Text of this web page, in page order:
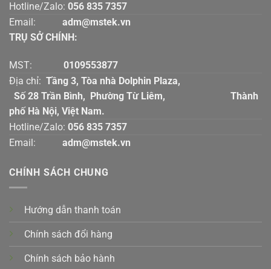
Hotline/Zalo: 056 835 7357
Email:
adm@mstek.vn
TRỤ SỞ CHÍNH:
MST: 0109553877
Địa chỉ: Tầng 3, Tòa nhà Dolphin Plaza,
Số 28 Trần Bình, Phường Từ Liêm, Thành
phố Hà Nội, Việt Nam.
Hotline/Zalo: 056 835 7357
Email:
adm@mstek.vn
CHÍNH SÁCH CHUNG
Hướng dẫn thanh toán
Chính sách đổi hàng
Chính sách bảo hành